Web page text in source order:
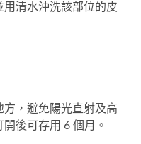
清水沖洗該部位的皮
，避免陽光直射及高
後可存用 6 個月。